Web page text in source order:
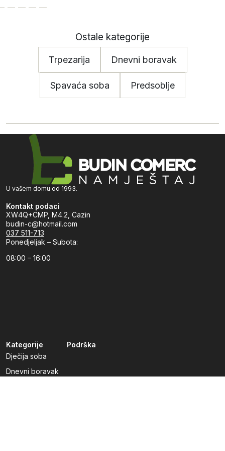
Ostale kategorije
Trpezarija Dnevni boravak
Spavaća soba Predsoblje
U vašem domu od 1993.
Kontakt podaci
XW4Q+CMP, M4.2, Cazin
budin-c@hotmail.com
037 511-713
Ponedjeljak – Subota:
08:00 – 16:00
Kategorije
Dječija soba
Dnevni boravak
Podrška